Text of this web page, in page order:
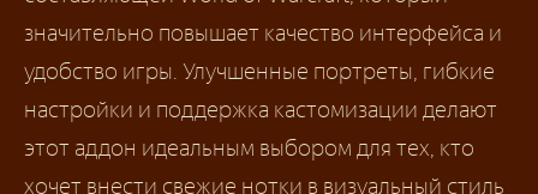
значительно повышает качество интерфейса и
удобство игры. Улучшенные портреты, гибкие
настройки и поддержка кастомизации делают
этот аддон идеальным выбором для тех, кто
хочет внести свежие нотки в визуальный стиль